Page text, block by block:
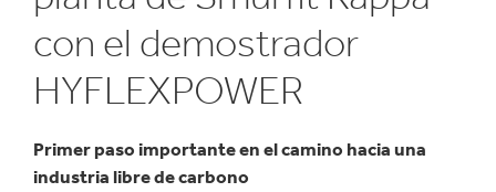
con el demostrador
HYFLEXPOWER
Primer paso importante en el camino hacia una
industria libre de carbono